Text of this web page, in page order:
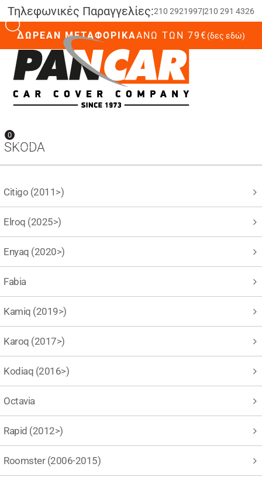
Τηλεφωνικές Παραγγελίες:210 2921997|210 291 4326
ΔΩΡΕΑΝ ΜΕΤΑΦΟΡΙΚΑΆΝΩ ΤΩΝ 79€(δες εδώ)
0
SKODA
Citigo (2011>)
Elroq (2025>)
Enyaq (2020>)
Fabia
Kamiq (2019>)
Karoq (2017>)
Kodiaq (2016>)
Octavia
Rapid (2012>)
Roomster (2006-2015)